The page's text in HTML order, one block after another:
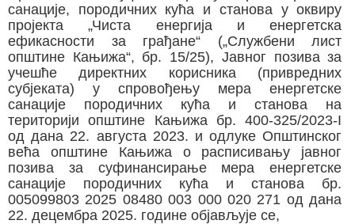
санације, породичних кућа и станова у оквиру
пројекта „Чиста енергија и енергетска
ефикасности за грађане“ („Службени лист
општине Кањижа“, бр. 15/25), Јавног позива за
учешће директних корисника (привредних
субјеката) у спровођењу мера енергетске
санације породичних кућа и станова на
територији општине Кањижа бр. 400-325/2023-I
од дана 22. августа 2023. и одлуке Општинског
већа општине Кањижа о расписивању јавног
позива за суфинансирање мера енергетске
санације породичних кућа и станова бр.
005099803 2025 08480 003 000 020 271 од дана
22. децембра 2025. године објављује се,